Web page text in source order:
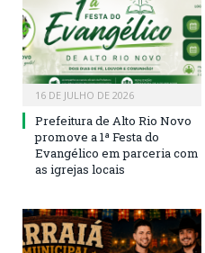
16 DE JULHO DE 2026
Prefeitura de Alto Rio Novo
promove a 1ª Festa do
Evangélico em parceria com
as igrejas locais